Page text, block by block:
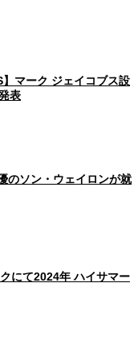
マーク ジェイコブス設
表
のソン・ウェイロンが就
にて2024年 ハイサマー